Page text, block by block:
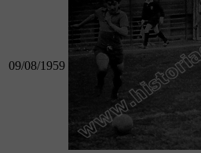
09/08/1959